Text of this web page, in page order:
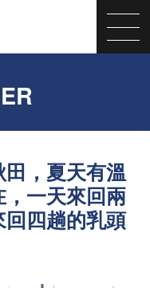
，夏天有溫
一天來回兩
四趟的乳頭